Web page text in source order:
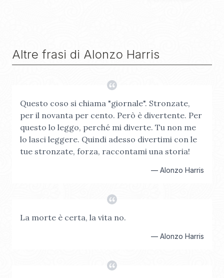
Altre frasi di Alonzo Harris
Questo coso si chiama "giornale". Stronzate,
per il novanta per cento. Però è divertente. Per
questo lo leggo, perché mi diverte. Tu non me
lo lasci leggere. Quindi adesso divertimi con le
tue stronzate, forza, raccontami una storia!
— Alonzo Harris
La morte è certa, la vita no.
— Alonzo Harris